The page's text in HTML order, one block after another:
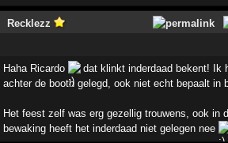
Recklezz
Haha Ricardo
dat klinkt inderdaad bekent! Ik
achter de booth gelegd, ook niet echt bepaalt in
Het feest zelf was erg gezellig trouwens, ook in
bewaking heeft het inderdaad niet gelegen nee